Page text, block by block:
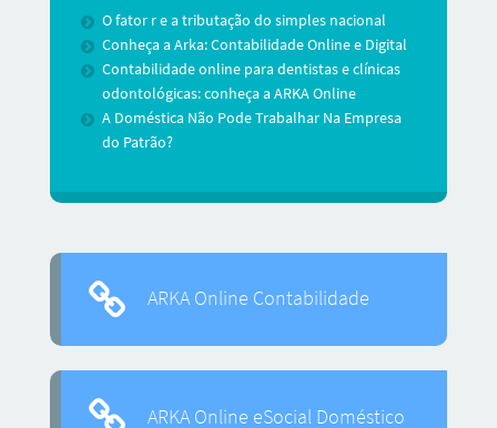
O fator r e a tributação do simples nacional
Conheça a Arka: Contabilidade Online e Digital
Contabilidade online para dentistas e clínicas
odontológicas: conheça a ARKA Online
A Doméstica Não Pode Trabalhar Na Empresa
do Patrão?
ARKA Online Contabilidade
ARKA Online eSocial Doméstico